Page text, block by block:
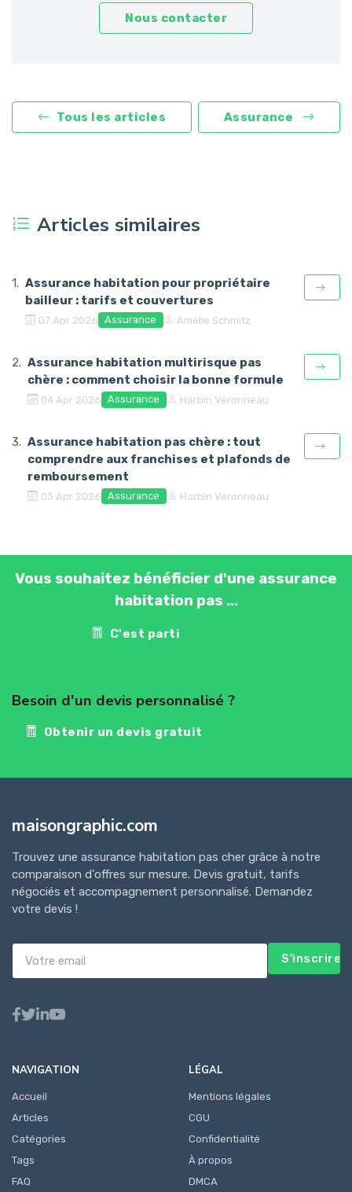
Nous contacter
Tous les articles Assurance
Articles similaires
Assurance habitation pour propriétaire
bailleur : tarifs et couvertures
07 Apr 2026 Assurance Amélie Schmitz
Assurance habitation multirisque pas
chère : comment choisir la bonne formule
04 Apr 2026 Assurance Harbin Veronneau
Assurance habitation pas chère : tout
comprendre aux franchises et plafonds de
remboursement
03 Apr 2026 Assurance Harbin Veronneau
Vous souhaitez bénéficier d'une assurance
habitation pas ...
C'est parti
Besoin d'un devis personnalisé ?
Obtenir un devis gratuit
maisongraphic.com
Trouvez une assurance habitation pas cher grâce à notre
comparaison d'offres sur mesure. Devis gratuit, tarifs
négociés et accompagnement personnalisé. Demandez
votre devis !
S'inscrire
NAVIGATION
Accueil
Articles
Catégories
Tags
FAQ
LÉGAL
Mentions légales
CGU
Confidentialité
À propos
DMCA